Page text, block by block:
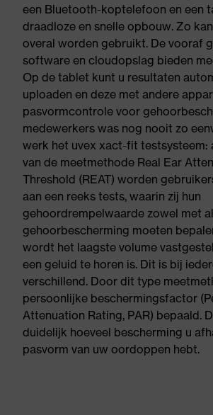
een Bluetooth-koptelefoon en een
draadloze en snelle opbouw. Zo
overal worden gebruikt. De vooraf
software en cloudopslag bieden
Op de tablet kunt u resultaten
uploaden en deze met andere
pasvormcontrole voor
medewerkers was nog nooit zo
werk het uvex xact-fit testsysteem:
van de meetmethode Real Ear
Threshold (REAT) worden
aan een reeks tests, waarin zij hun
gehoordrempelwaarde zowel met
gehoorbescherming moeten
wordt het laagste volume
een geluid te horen is. Dit is bij
verschillend. Door dit type
persoonlijke beschermingsfactor
Attenuation Rating, PAR) bepaald.
duidelijk hoeveel bescherming u
pasvorm van uw oordoppen hebt.